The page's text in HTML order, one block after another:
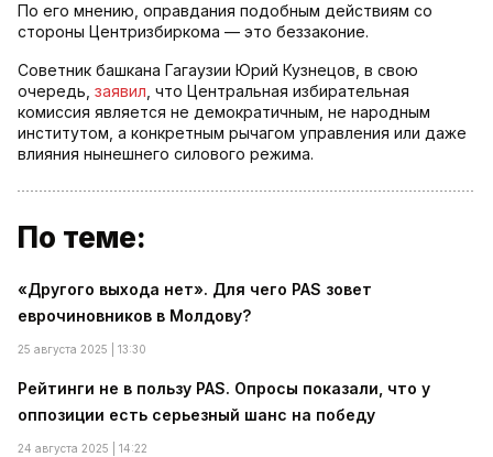
По его мнению, оправдания подобным действиям со
стороны Центризбиркома — это беззаконие.
Советник башкана Гагаузии Юрий Кузнецов, в свою
очередь, заявил , что Центральная избирательная
комиссия является не демократичным, не народным
институтом, а конкретным рычагом управления или даже
влияния нынешнего силового режима.
По теме:
«Другого выхода нет». Для чего PAS зовет
еврочиновников в Молдову?
25 августа 2025 | 13:30
Рейтинги не в пользу PAS. Опросы показали, что у
оппозиции есть серьезный шанс на победу
24 августа 2025 | 14:22